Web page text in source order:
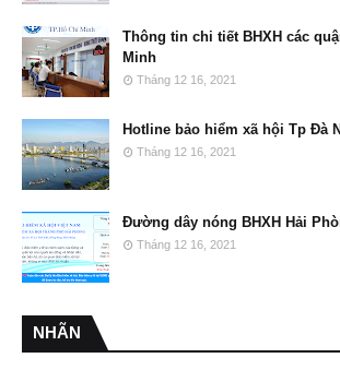
Thông tin chi tiết BHXH các
Minh
Tháng 12 16, 2021
Hotline bảo hiểm xã hội Tp Đà
Tháng 12 16, 2021
Đường dây nóng BHXH Hải
Tháng 12 16, 2021
NHÃN